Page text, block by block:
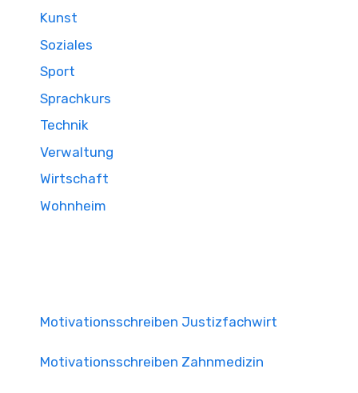
Kunst
Soziales
Sport
Sprachkurs
Technik
Verwaltung
Wirtschaft
Wohnheim
Motivationsschreiben Justizfachwirt
Motivationsschreiben Zahnmedizin